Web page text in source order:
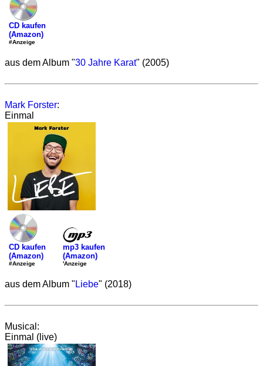
CD kaufen
(Amazon)
#Anzeige
aus dem Album "30 Jahre Karat" (2005)
Mark Forster:
Einmal
CD kaufen
(Amazon)
#Anzeige
mp3 kaufen
(Amazon)
'Anzeige
aus dem Album " Liebe" (2018)
Musical:
Einmal (live)